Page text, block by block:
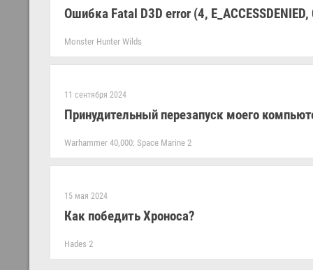
Ошибка Fatal D3D error (4,
Monster Hunter Wilds
11 сентября 2024
Принудительный перезапуск моего
Warhammer 40,000: Space Marine 2
15 мая 2024
Как победить Хроноса?
Hades 2